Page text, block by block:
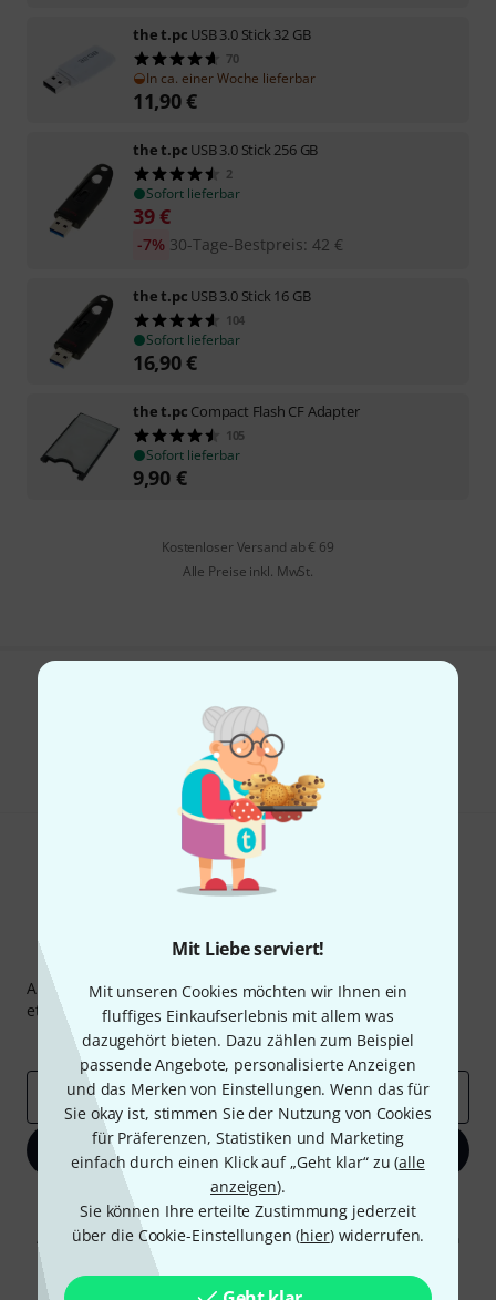
Mit Liebe serviert!
Mit unseren Cookies möchten wir Ihnen ein
fluffiges Einkaufserlebnis mit allem was
dazugehört bieten. Dazu zählen zum Beispiel
passende Angebote, personalisierte Anzeigen
und das Merken von Einstellungen. Wenn das für
Sie okay ist, stimmen Sie der Nutzung von Cookies
für Präferenzen, Statistiken und Marketing
einfach durch einen Klick auf „Geht klar“ zu (alle
anzeigen).
Sie können Ihre erteilte Zustimmung jederzeit
über die Cookie-Einstellungen (hier) widerrufen.
the t.pc USB 3.0 Stick 32 GB
70
In ca. einer Woche lieferbar
11,90€
the t.pc USB 3.0 Stick 256 GB
2
Sofort lieferbar
39€
30-Tage-Bestpreis: 42 €
-7%
the t.pc USB 3.0 Stick 16 GB
104
Sofort lieferbar
16,90€
the t.pc Compact Flash CF Adapter
105
Sofort lieferbar
9,90 €
Kostenloser Versand ab € 69
Alle Preise inkl. MwSt.
Gefällt Ihnen, was Sie sehen?
Hilfe & Feedback
Thomann Newsletter
Abonniere den Thomann Newsletter und gewinne mit
etwas Glück einen von50 Gutscheinenüber jeweils
Inspirierende Beiträge
Deals Thomann Insights
E-Mail-Adresse*
Jetzt anmelden
Mit Klick auf „Jetzt anmelden“ stimmen Sie dem Erhalt von E-Mail-
Werbung und einer Messung des E-Mail-Nutzungsverhaltens zu. Die
Abmeldung ist jederzeit möglich. Weitere Informationen finden Sie in
unseren
* Pflichtfeld